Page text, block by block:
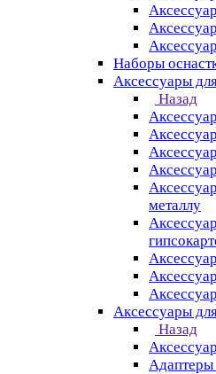
Наборы
Аксессуары
Назад
металлу
Аксессуары
Назад
Адаптеры